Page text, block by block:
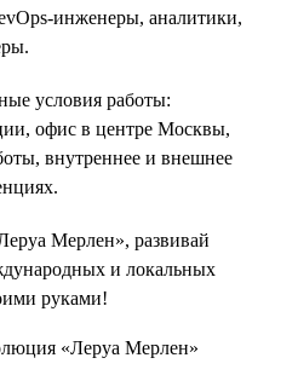
инженеры, аналитики,
условия работы:
офис в центре Москвы,
внутреннее и внешнее
Мерлен», развивай
и локальных
руками!